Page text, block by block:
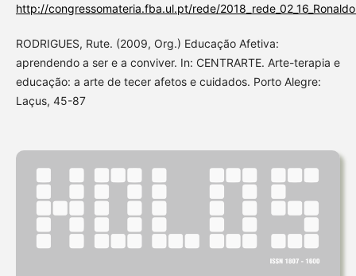
http://congressomateria.fba.ul.pt/rede/
RODRIGUES, Rute. (2009, Org.) Educação Afetiva:
aprendendo a ser e a conviver. In: CENTRARTE. Arte-terapia e
educação: a arte de tecer afetos e cuidados. Porto Alegre:
Laçus, 45-87